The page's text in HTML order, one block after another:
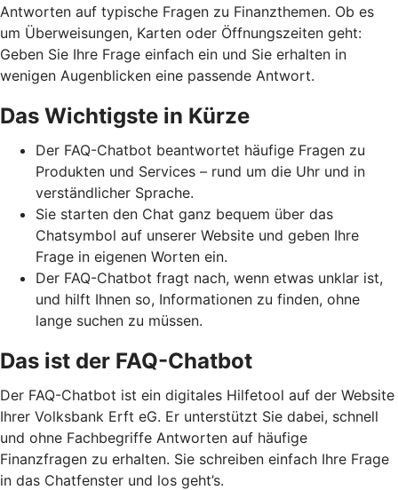
Antworten auf typische Fragen zu Finanzthemen. Ob es
um Überweisungen, Karten oder Öffnungszeiten geht:
Geben Sie Ihre Frage einfach ein und Sie erhalten in
wenigen Augenblicken eine passende Antwort.
Das Wichtigste in Kürze
Der FAQ-Chatbot beantwortet häufige Fragen zu
Produkten und Services – rund um die Uhr und in
verständlicher Sprache.
Sie starten den Chat ganz bequem über das
Chatsymbol auf unserer Website und geben Ihre
Frage in eigenen Worten ein.
Der FAQ-Chatbot fragt nach, wenn etwas unklar ist,
und hilft Ihnen so, Informationen zu finden, ohne
lange suchen zu müssen.
Das ist der FAQ-Chatbot
Der FAQ-Chatbot ist ein digitales Hilfetool auf der Website
Ihrer Volksbank Erft eG. Er unterstützt Sie dabei, schnell
und ohne Fachbegriffe Antworten auf häufige
Finanzfragen zu erhalten. Sie schreiben einfach Ihre Frage
in das Chatfenster und los geht’s.